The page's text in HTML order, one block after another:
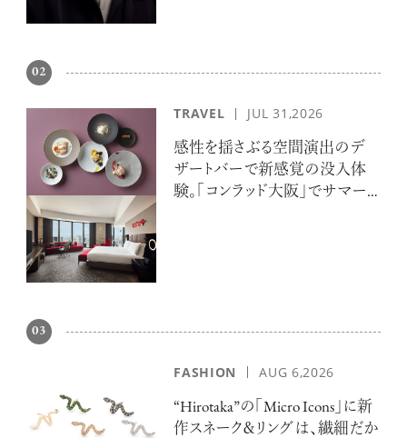
02
TRAVEL JUL 31,2026
感性を揺さぶる空間演出のデ
ザートバーで新感覚の没入体
験。「コンラッド大阪」でサマー
03
FASHION AUG 6,2026
“Hirotaka”の「Micro Icons」に新
作スネーク＆リングは、繊細だか